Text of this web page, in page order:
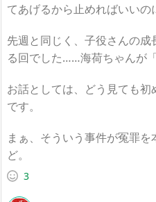
てあげるから止めればいいの
先週と同じく、子役さんの
る回でした……海荷ちゃんが「
お話としては、どう見ても
です。
まぁ、そういう事件が冤罪
ど。
3